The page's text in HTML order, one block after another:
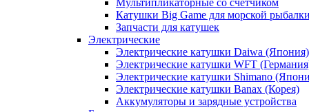
Мультипликаторные со счетчиком
Катушки Big Game для морской рыбалки
Запчасти для катушек
Электрические
Электрические катушки Daiwa (Япония)
Электрические катушки WFT
Электрические катушки Shimano
Электрические катушки Banax (Корея)
Аккумуляторы и зарядные устройства